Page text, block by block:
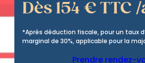
Dès 154 € TTC
*Après déduction fiscale, pour un taux
marginal de 30%, applicable pour la
Prendre rendez-